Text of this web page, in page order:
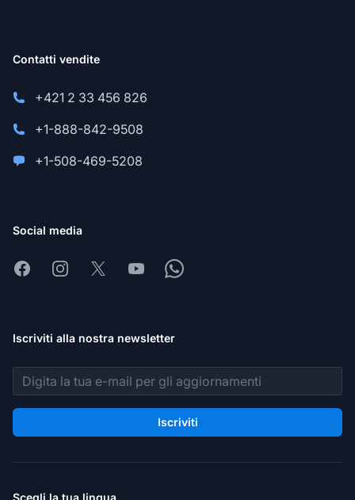
Contatti vendite
+421 2 33 456 826
+1-888-842-9508
+1-508-469-5208
Social media
FacebookInstagram
X YoutubeWhatsapp
Iscriviti alla nostra newsletter
Indirizzo email
Iscriviti
Scegli la tua lingua